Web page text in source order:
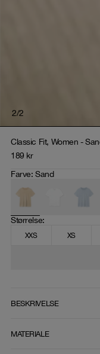
2/2
Classic Fit, Women -
189 kr
Farve:Sand
Størrelse:
XXS XS
BESKRIVELSE
MATERIALE